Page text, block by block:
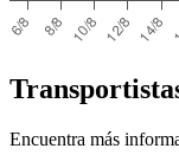
Encuentra más